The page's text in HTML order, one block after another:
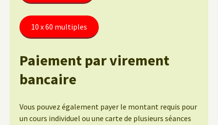
10 x 60 multiples
Paiement par virement
bancaire
Vous pouvez également payer le montant requis pour
un cours individuel ou une carte de plusieurs séances